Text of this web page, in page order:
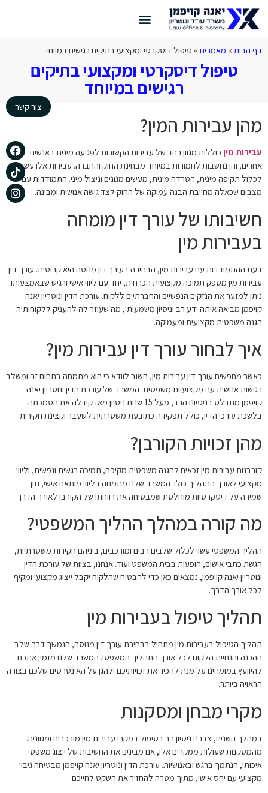
דף הבית » מאמרים » טיפול דיסקרטי ומקצועי בתיקים רגישים במיוחד
טיפול דיסקרטי ומקצועי בתיקים
רגישים במיוחד
מהן עבירות המין?
עבירות מין כוללות מגוון רחב של עבירות הקשורות לפגיעה מינית באנשים
אחרים, והן נחשבות לחמורות במיוחד מבחינת החוק והחברה. עבירות אלו עשויות
לכלול תקיפה מינית, הטרדה מינית, מעשים מגונים וניצול מיני. התמודדות עם
מצבים שכאלה מחייבת הבנה עמוקה של החוק לצד גישה אנושית ומבינה.
חשיבותו של עורך דין מומחה
בעבירות מין
בעת ההתמודדות עם עבירות מין, הבחירה בעורך דין מנוסה היא קריטית. עורך דין
עבירות מין מספק תמיכה מקצועית הכרחית, יחד עם ליווי אישי ורגיש שבאמצעותו
ניתן למזער את הנזקים הנפשיים והחברתיים ללקוח. עורכת הדין ונוטריון יאנה
קויפמן מביאה איתה ידע רב וניסיון משמעותי, מה שעוזר לה להעניק ללקוחותיה
הגנה משפטית מקצועית ומעמיקה.
איך לבחור עורך דין עבירות מין?
כאשר מחפשים עורך דין עבירות מין, חשוב לוודא כי הוא מתמחה בתחום זה ומשלב
רגישות אנושית עם מקצועיות משפטית. המשרד של עורכת הדין ונוטריון יאנה
קויפמן מתבלט בניסיונו הרב, מעל 15 שנות ניסיון מאז קיבלה את הסמכתה
בלשכת עורכי הדין, כולל תפקידה כתובעת משטרתית לשעבר וקצינת חקירות.
מהן זכויות הקורבן?
קורבנות עבירות מין זכאים להגנה משפטית מקיפה, תמיכה רגשית ונפשית, וליווי
מקצועי לאורך התהליך כולו. המשרד שלנו מתמחה בליווי מותאם אישי, תוך
שמירה על דיסקרטיות מוחלטת שמבטיחה את רווחתו של הקורבן לאורך הדרך.
מה קורה במהלך ההליך המשפטי?
ההליך המשפטי עשוי לכלול שלבים רבים ומורכבים, ביניהם חקירות משטרתיות,
הגשת כתבי אישום, הופעות בבית המשפט ועוד. אנחנו, בצוות של עורכת הדין
ונוטריון יאנה קויפמן, נמצאים כאן כדי להבטיח שהלקוח יקבל ייצוג מקצועי ומקיף
לכל אורך הדרך.
תהליך טיפול בעבירות מין
תהליך הטיפול בעבירות מין מתחיל בבחירת עורך דין מנוסה, הנמשך דרך שלב
ההכנה והנחיית הלקוח לכל אורך התהליך המשפטי. המשרד שלנו מזמין אתכם
להיוועץ במומחינו על מנת להכיר את זכויותיכם ולהגן על האינטרסים שלכם בצורה
הראויה ביותר.
מקרי מבחן ומסקנות
במהלך השנים, צברנו ניסיון רב בטיפול במקרי עבירות מין מורכבים ומגוונים.
מהמסקנות שעולות ממקרים אלו, אנו מבינים את החשיבות של ייצוג משפטי
איכותי, הנתמך ברגש ובאנושיות. עורכת הדין ונוטריון יאנה קויפמן מבטיחה גיבוי
מקצועי עם יחס אישי, מתוך מטרה להחזיר את השקט לחייכם.
צור קשר